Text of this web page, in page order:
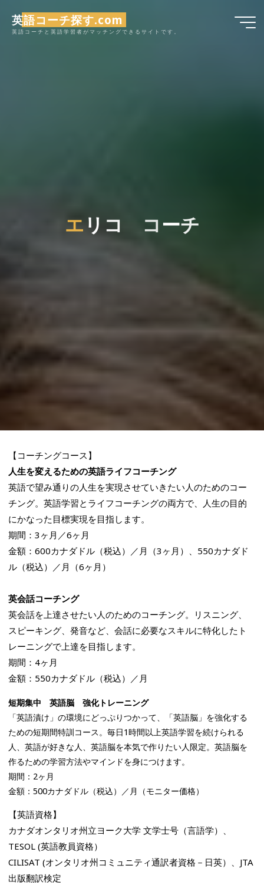
英語コーチ探す.com
英語コーチと英語学習者がマッチングできるサイトです。
エ リ コ コーチ
【コーチングコース】
人生を変えるための英語ライフコーチング
英語で望み通りの人生を実現させていきたい人のためのコー
チング。英語学習とライフコーチングの両方で、人生の目的
にかなった目標実現を目指します。
期間：3ヶ月／6ヶ月
金額：600カナダドル（税込）／月（3ヶ月）、550カナダド
ル（税込）／月（6ヶ月）
英会話コーチング
英会話を上達させたい人のためのコーチング。リスニング、
スピーキング、発音など、会話に必要なスキルに特化したト
レーニングで上達を目指します。
期間：4ヶ月
金額：550カナダドル（税込）／月
短期集中 英語脳 強化トレーニング
「英語漬け」の環境にどっぷりつかって、「英語脳」を強化する
ための短期間特訓コース。毎日1時間以上英語学習を続けられる
人、英語が好きな人、英語脳を本気で作りたい人限定。英語脳を
作るための学習方法やマインドを身につけます。
期間：2ヶ月
金額：500カナダドル（税込）／月（モニター価格）
【英語資格】
カナダオンタリオ州立ヨーク大学 文学士号（言語学）、
TESOL (英語教員資格）
CILISAT (オンタリオ州コミュニティ通訳者資格－日英）、JTA
出版翻訳検定